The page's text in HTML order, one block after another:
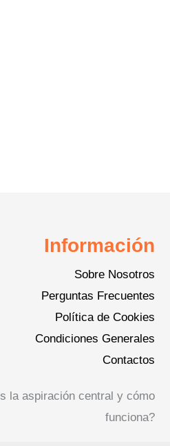
Información
Sobre Nosotros
Perguntas Frecuentes
Política de Cookies
Condiciones Generales
Contactos